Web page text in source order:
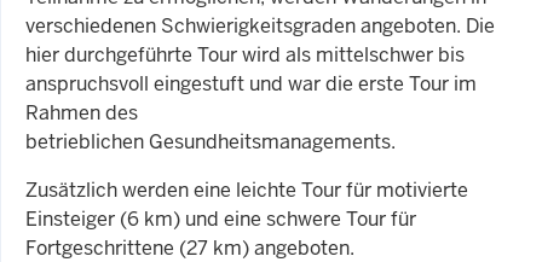
verschiedenen Schwierigkeitsgraden angeboten. Die
hier durchgeführte Tour wird als mittelschwer bis
anspruchsvoll eingestuft und war die erste Tour im
Rahmen des
betrieblichen Gesundheitsmanagements.
Zusätzlich werden eine leichte Tour für motivierte
Einsteiger (6 km) und eine schwere Tour für
Fortgeschrittene (27 km) angeboten.